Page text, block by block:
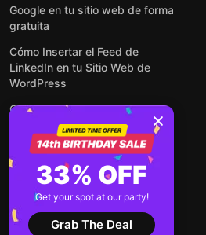
Google en tu sitio web de forma
gratuita
Cómo Insertar el Feed de
LinkedIn en tu Sitio Web de
WordPress
Cómo crear un formulario para
WordPress: de manera simple y
rápida
Cómo incrustar formularios en
cualquier sitio web en línea y
gratis
Ver todas las entradas
33% OFF
Get your spot at our party!
Grab The Deal